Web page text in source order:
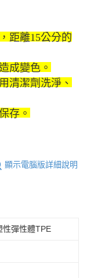
距離15公分的
成變色。
清潔劑洗淨、
存。
顯示電腦版詳細說明
性彈性體TPE